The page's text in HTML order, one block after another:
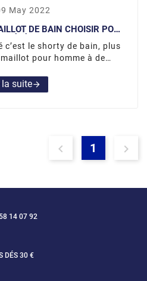
May 2022
DE BAIN CHOISIR POUR
c’est le shorty de bain, plus
pour homme à de
la suitearrow_forward
 1 
14 07 92
DÉS 30 €